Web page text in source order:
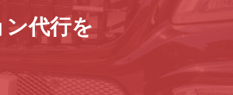
代行を